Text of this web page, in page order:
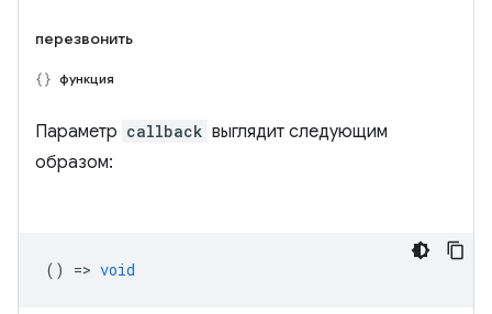
перезвонить
функция
Параметр callback выглядит следующим
образом:
() => void